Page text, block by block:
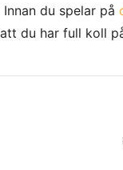
Innan du spelar på
att du har full koll